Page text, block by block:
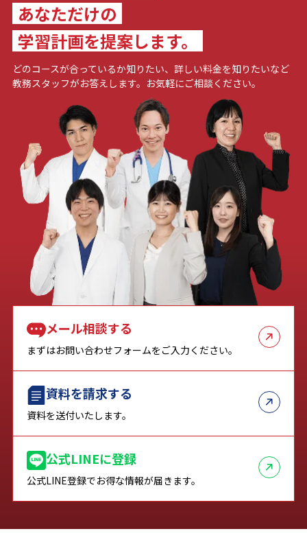
あなただけの
学習計画を提案します。
どのコースが合っているか知りたい、詳しい料金を知りたいなど
教務スタッフがお答えします。お気軽にご相談ください。
メール相談する
まずはお問い合わせフォームをご入力ください。
資料を請求する
資料を送付いたします。
公式LINEに登録
公式LINE登録でお得な情報が届きます。